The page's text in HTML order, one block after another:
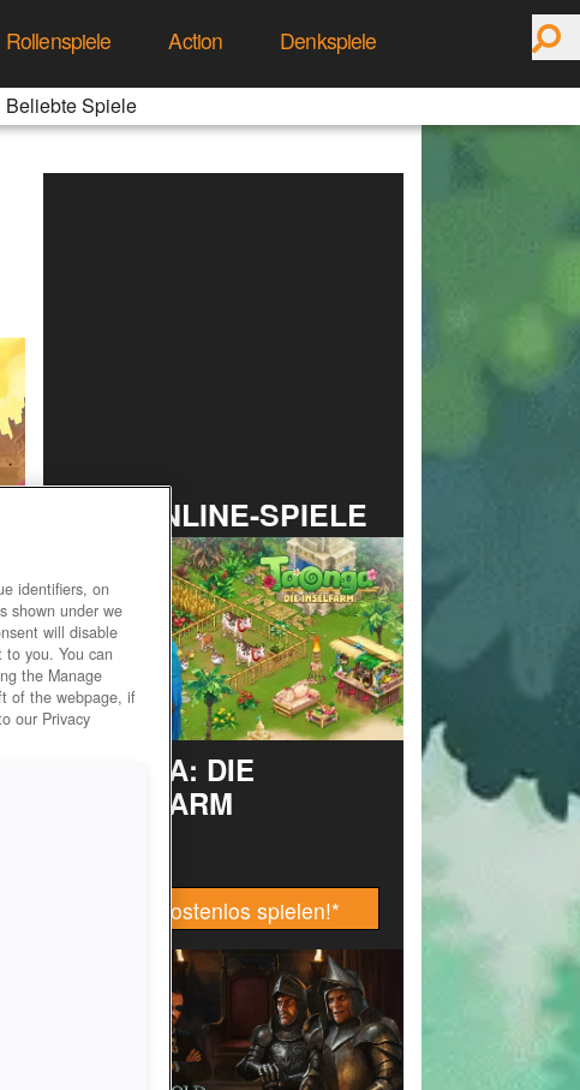
Rollenspiele Action
Denkspiele
Beliebte Spiele
TOP ONLINE-SPIELE
TAONGA: DIE
INSELFARM
Jetzt kostenlos spielen!*
identifiers, on
shown under we
will disable
you. You can
the Manage
of the webpage, if
our Privacy